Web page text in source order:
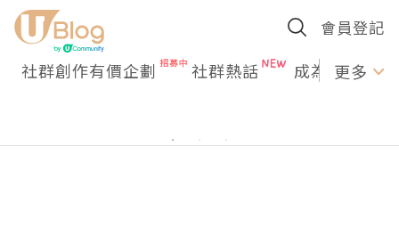
會員登記
社群創作有價企劃 社群熱話 成為U更多